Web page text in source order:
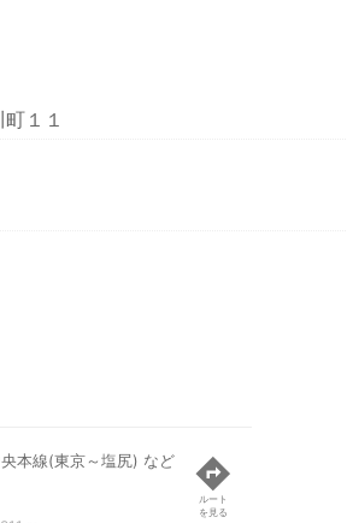
１１
本線(東京～塩尻) など
ルート
を見る